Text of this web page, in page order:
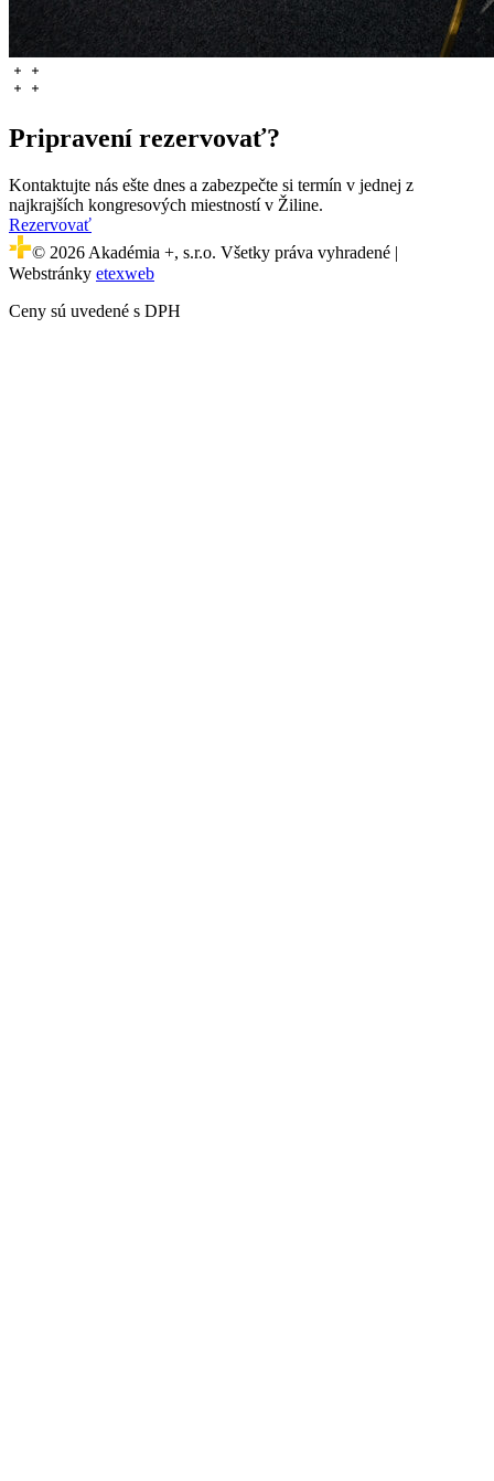
Pripravení rezervovať?
Kontaktujte nás ešte dnes a zabezpečte si termín v jednej z
najkrajších kongresových miestností v Žiline.
Rezervovať
© 2026 Akadémia +, s.r.o. Všetky práva vyhradené |
Webstránky etexweb
Ceny sú uvedené s DPH